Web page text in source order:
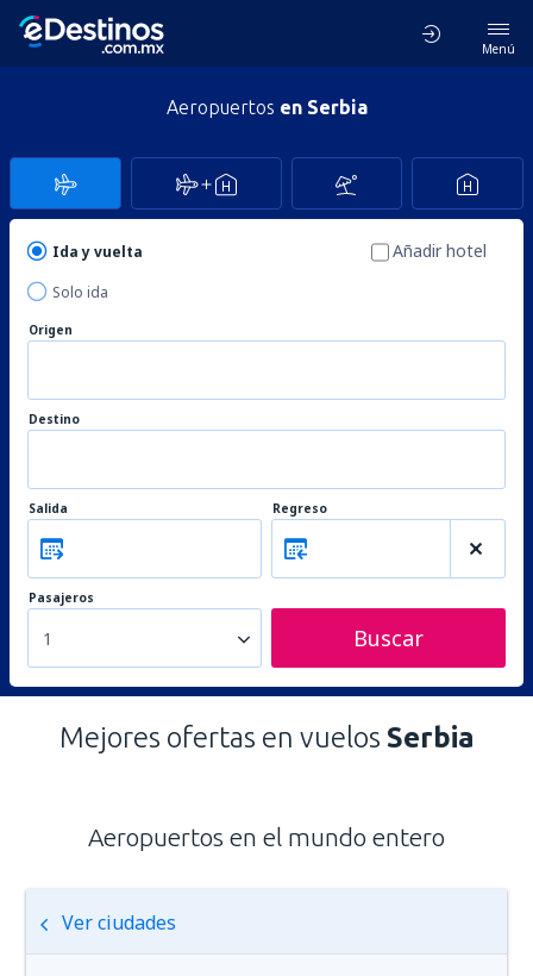
Menú
Aeropuertos en Serbia
Ida y vuelta
Solo ida
Añadir hotel
Origen
Destino
Salida Regreso
Pasajeros
1 Buscar
Mejores ofertas en vuelos Serbia
Aeropuertos en el mundo entero
Ver ciudades